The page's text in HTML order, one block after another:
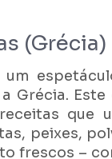
(Grécia)
um
Grécia.
que
peixes,
frescos –